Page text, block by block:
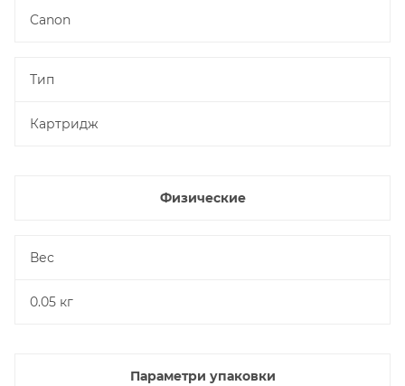
Canon
Тип
Картридж
Физические
Вес
0.05 кг
Параметри упаковки